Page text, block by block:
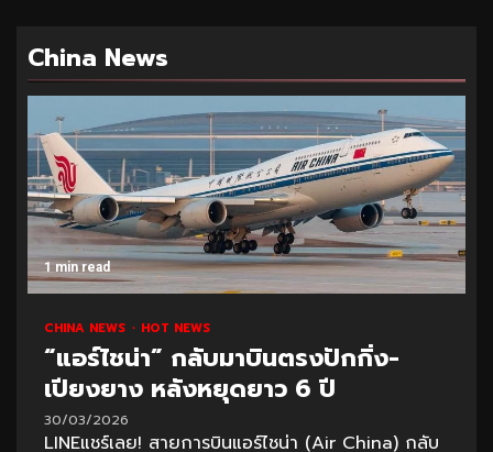
China News
1 min read
CHINA NEWS HOT NEWS
“แอร์ไชน่า” กลับมาบินตรงปักกิ่ง-
เปียงยาง หลังหยุดยาว 6 ปี
30/03/2026
LINEแชร์เลย! สายการบินแอร์ไชน่า (Air China) กลับ